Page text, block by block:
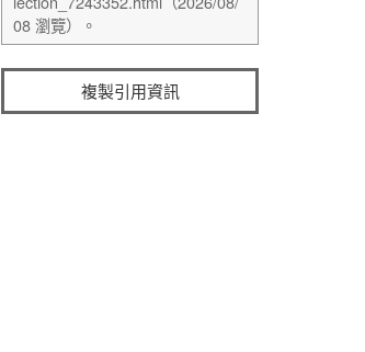
複製引用資訊